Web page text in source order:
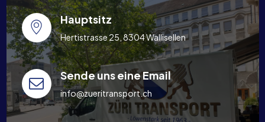
Hauptsitz
Hertistrasse 25, 8304 Wallisellen
Sende uns eine Email
info@zueritransport.ch